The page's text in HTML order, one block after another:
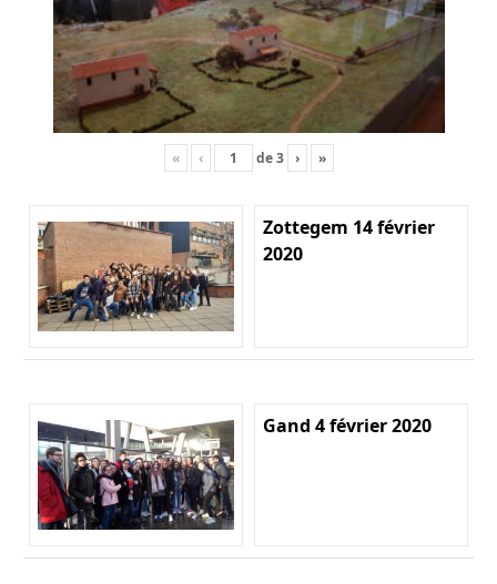
« ‹ de3 › »
Zottegem 14 février
2020
Gand 4 février 2020